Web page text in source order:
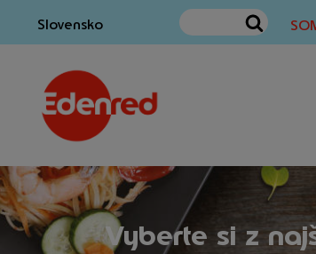
Slovensko
Vyberte si z